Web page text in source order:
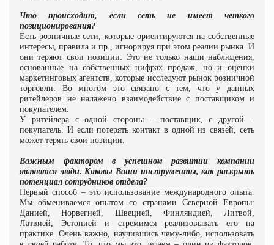
Что происходит, если сеть не имеет четкого
позиционирования?
Есть розничные сети, которые ориентируются на собственные
интересы, правила и пр., игнорируя при этом реалии рынка. И
они теряют свои позиции. Это не только наши наблюдения,
основанные на собственных цифрах продаж, но и оценки
маркетинговых агентств, которые исследуют рынок розничной
торговли. Во многом это связано с тем, что у данных
ритейлеров не налажено взаимодействие с поставщиком и
покупателем.
У ритейлера с одной стороны – поставщик, с другой –
покупатель. И если потерять контакт в одной из связей, сеть
может терять свои позиции.
Важным фактором в успешном развитии компании
являются люди. Каковы Ваши инструменты, как раскрыть
потенциал сотрудников отдела?
Первый способ – это использование международного опыта.
Мы обмениваемся опытом со странами Северной Европы:
Данией, Норвегией, Швецией, Финляндией, Литвой,
Латвией, Эстонией и стремимся реализовывать его на
практике. Очень важно, научившись чему-либо, использовать